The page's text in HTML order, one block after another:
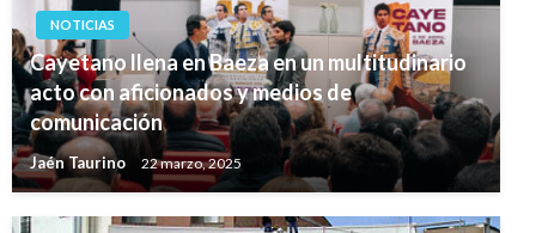
NOTICIAS
Cayetano llena en Baeza en un multitudinario
acto con aficionados y medios de
comunicación
Jaén Taurino 22 marzo, 2025